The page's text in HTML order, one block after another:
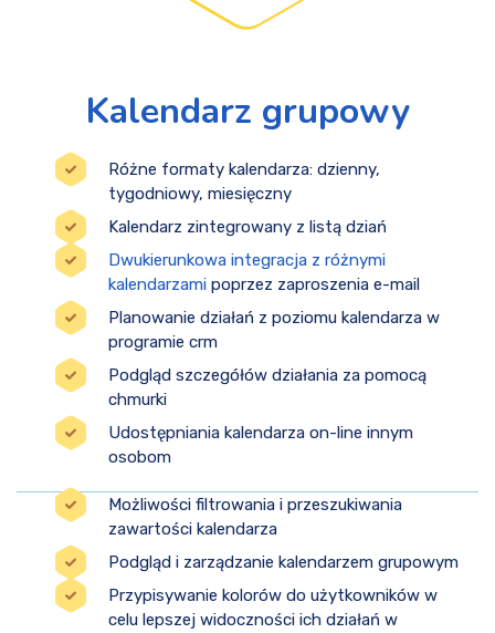
Kalendarz grupowy
Różne formaty kalendarza: dzienny,
tygodniowy, miesięczny
Kalendarz zintegrowany z listą dziań
Dwukierunkowa integracja z różnymi
kalendarzami poprzez zaproszenia e-mail
Planowanie działań z poziomu kalendarza w
programie crm
Podgląd szczegółów działania za pomocą
chmurki
Udostępniania kalendarza on-line innym
osobom
Możliwości filtrowania i przeszukiwania
zawartości kalendarza
Podgląd i zarządzanie kalendarzem grupowym
Przypisywanie kolorów do użytkowników w
celu lepszej widoczności ich działań w